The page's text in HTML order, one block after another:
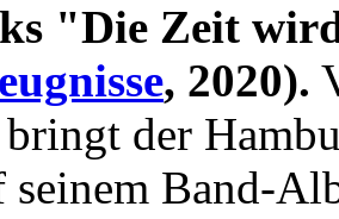
"Die Zeit
, 2020).
bringt der
seinem Band-